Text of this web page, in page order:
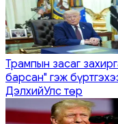
Трампын засаг
барсан" гэж
ДэлхийУлс төр